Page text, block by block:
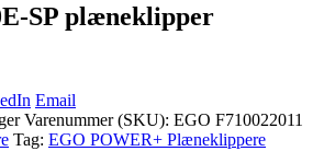
SP plæneklipper
Email
Varenummer (SKU): EGO F710022011
Tag: EGO POWER+ Plæneklippere